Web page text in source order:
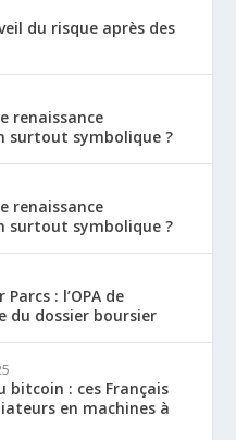
du risque après des
renaissance
surtout symbolique ?
renaissance
surtout symbolique ?
: l’OPA de
du dossier boursier
bitcoin : ces Français
en machines à